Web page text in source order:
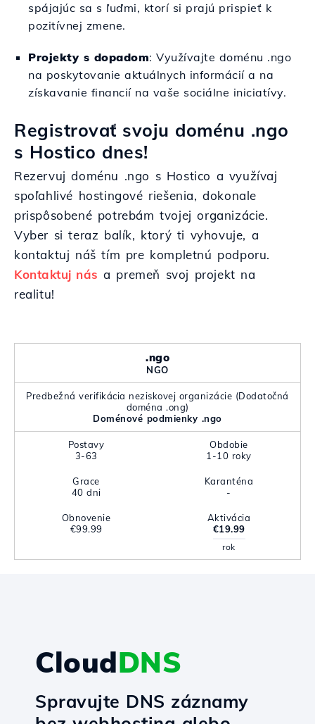
spájajúc sa s ľuďmi, ktorí si prajú prispieť k
pozitívnej zmene.
Projekty s dopadom: Využívajte doménu .ngo
na poskytovanie aktuálnych informácií a na
získavanie financií na vaše sociálne iniciatívy.
Registrovať svoju doménu .ngo
s Hostico dnes!
Rezervuj doménu .ngo s Hostico a využívaj
spoľahlivé hostingové riešenia, dokonale
prispôsobené potrebám tvojej organizácie.
Vyber si teraz balík, ktorý ti vyhovuje, a
kontaktuj náš tím pre kompletnú podporu.
Kontaktuj nás a premeň svoj projekt na
realitu!
.ngo
NGO
Predbežná verifikácia neziskovej organizácie (Dodatočná
doména .ong)
Doménové podmienky .ngo
Postavy
3-63
Obdobie
1-10 roky
Grace
40 dni
Karanténa
-
Obnovenie
€99.99
Aktivácia
€19.99
rok
CloudDNS
Spravujte DNS záznamy